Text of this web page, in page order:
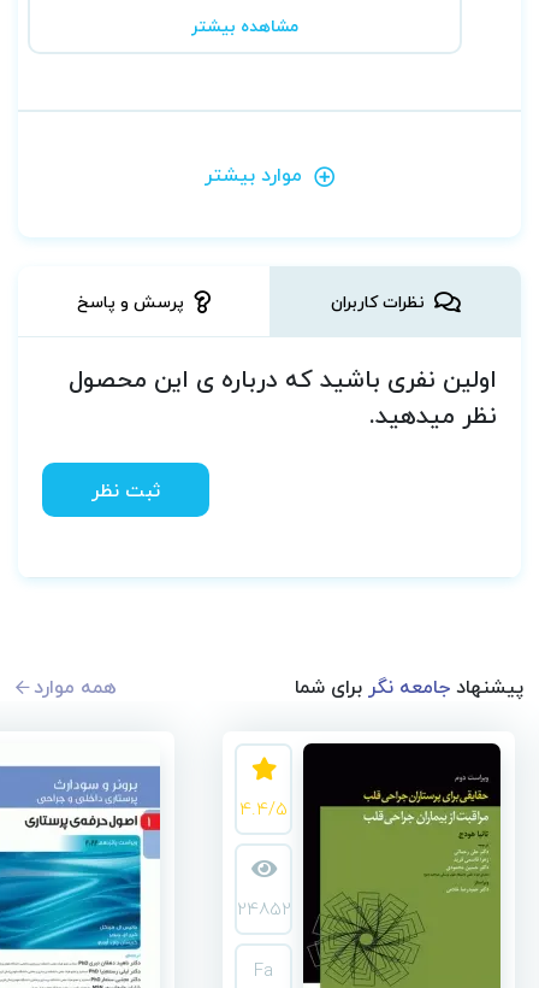
مشاهده بیشتر
موارد بیشتر
نظرات کاربران پرسش و پاسخ
اولین نفری باشید که درباره ی این محصول
نظر میدهید.
ثبت نظر
پیشنهادجامعه نگربرای شما همه موارد
4.4/5
24852
Fa